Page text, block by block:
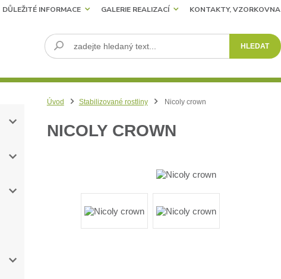
DŮLEŽITÉ INFORMACE GALERIE REALIZACÍ KONTAKTY, VZORKOVNA
HLEDAT
Úvod Stabilizované rostliny Nicoly crown
NICOLY CROWN